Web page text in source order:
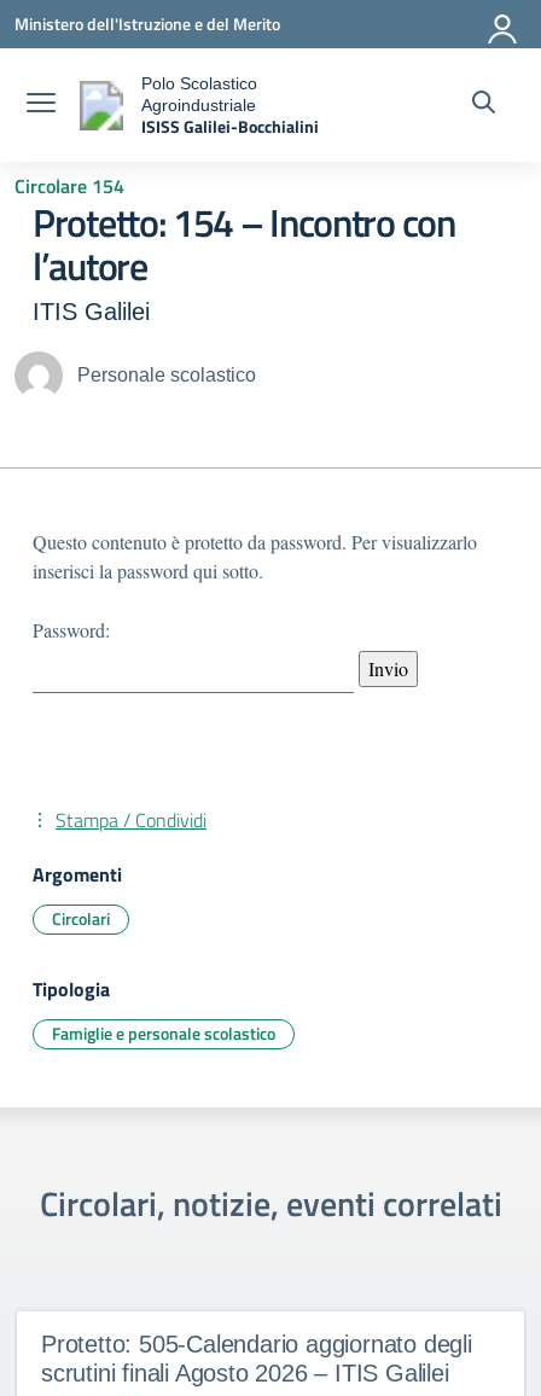
Vai ai contenuti
Vai al menu di navigazione
Vai al footer
Ministero dell'Istruzione e del Merito
Polo Scolastico
Agroindustriale
ISISS Galilei-Bocchialini
Circolare 154
Protetto: 154 – Incontro con
l’autore
ITIS Galilei
Personale scolastico
Questo contenuto è protetto da password. Per visualizzarlo
inserisci la password qui sotto.
Password:
Stampa / Condividi
Argomenti
Circolari
Tipologia
Famiglie e personale scolastico
Circolari, notizie, eventi correlati
Protetto: 505-Calendario aggiornato degli
scrutini finali Agosto 2026 – ITIS Galilei